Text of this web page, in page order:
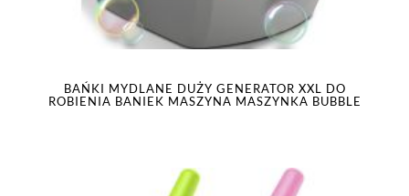
BAŃKI MYDLANE DUŻY GENERATOR XXL DO
ROBIENIA BANIEK MASZYNA MASZYNKA BUBBLE